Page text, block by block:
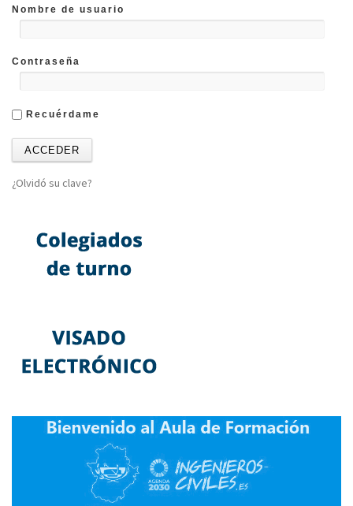
Nombre de usuario
Contraseña
Recuérdame
¿Olvidó su clave?